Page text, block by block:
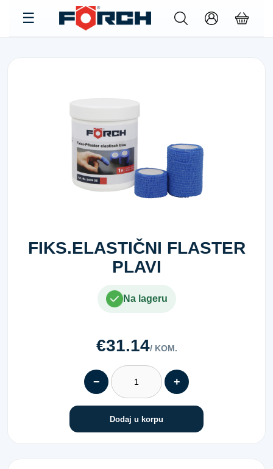
FIKS.ELASTIČNI FLASTER
PLAVI
Na lageru
€31.14/ KOM.
− +
Dodaj u korpu